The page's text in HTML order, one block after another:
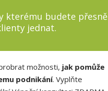
kterému budete přesně
jednat.
možnosti, jak pomůže
podnikání. Vyplňte